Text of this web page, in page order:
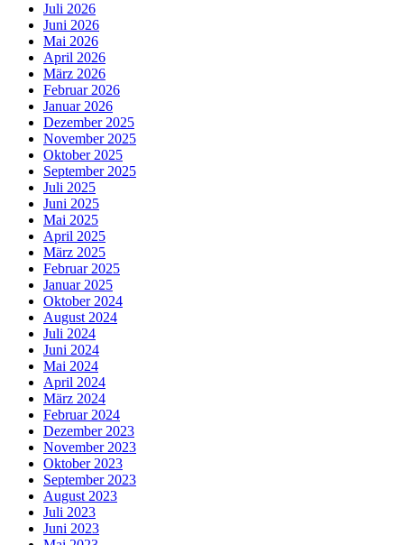
Juli 2026
Juni 2026
Mai 2026
April 2026
März 2026
Februar 2026
Januar 2026
Dezember 2025
November 2025
Oktober 2025
September 2025
Juli 2025
Juni 2025
Mai 2025
April 2025
März 2025
Februar 2025
Januar 2025
Oktober 2024
August 2024
Juli 2024
Juni 2024
Mai 2024
April 2024
März 2024
Februar 2024
Dezember 2023
November 2023
Oktober 2023
September 2023
August 2023
Juli 2023
Juni 2023